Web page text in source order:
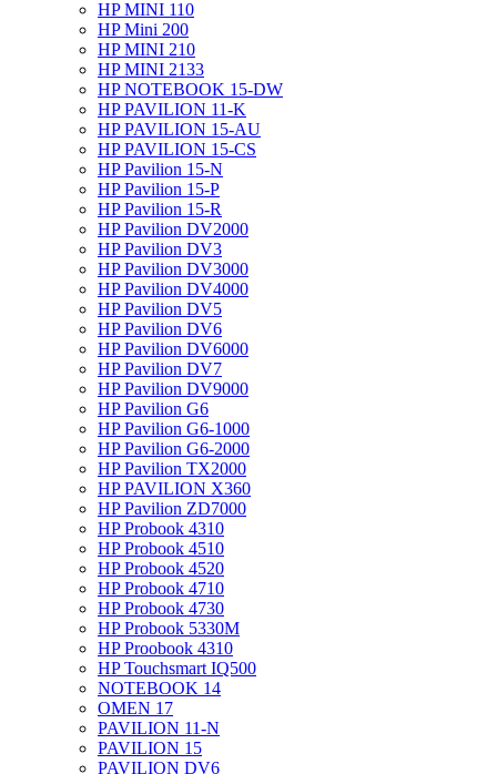
HP MINI 110
HP Mini 200
HP MINI 210
HP MINI 2133
HP NOTEBOOK 15-DW
HP PAVILION 11-K
HP PAVILION 15-AU
HP PAVILION 15-CS
HP Pavilion 15-N
HP Pavilion 15-P
HP Pavilion 15-R
HP Pavilion DV2000
HP Pavilion DV3
HP Pavilion DV3000
HP Pavilion DV4000
HP Pavilion DV5
HP Pavilion DV6
HP Pavilion DV6000
HP Pavilion DV7
HP Pavilion DV9000
HP Pavilion G6
HP Pavilion G6-1000
HP Pavilion G6-2000
HP Pavilion TX2000
HP PAVILION X360
HP Pavilion ZD7000
HP Probook 4310
HP Probook 4510
HP Probook 4520
HP Probook 4710
HP Probook 4730
HP Probook 5330M
HP Proobook 4310
HP Touchsmart IQ500
NOTEBOOK 14
OMEN 17
PAVILION 11-N
PAVILION 15
PAVILION DV6